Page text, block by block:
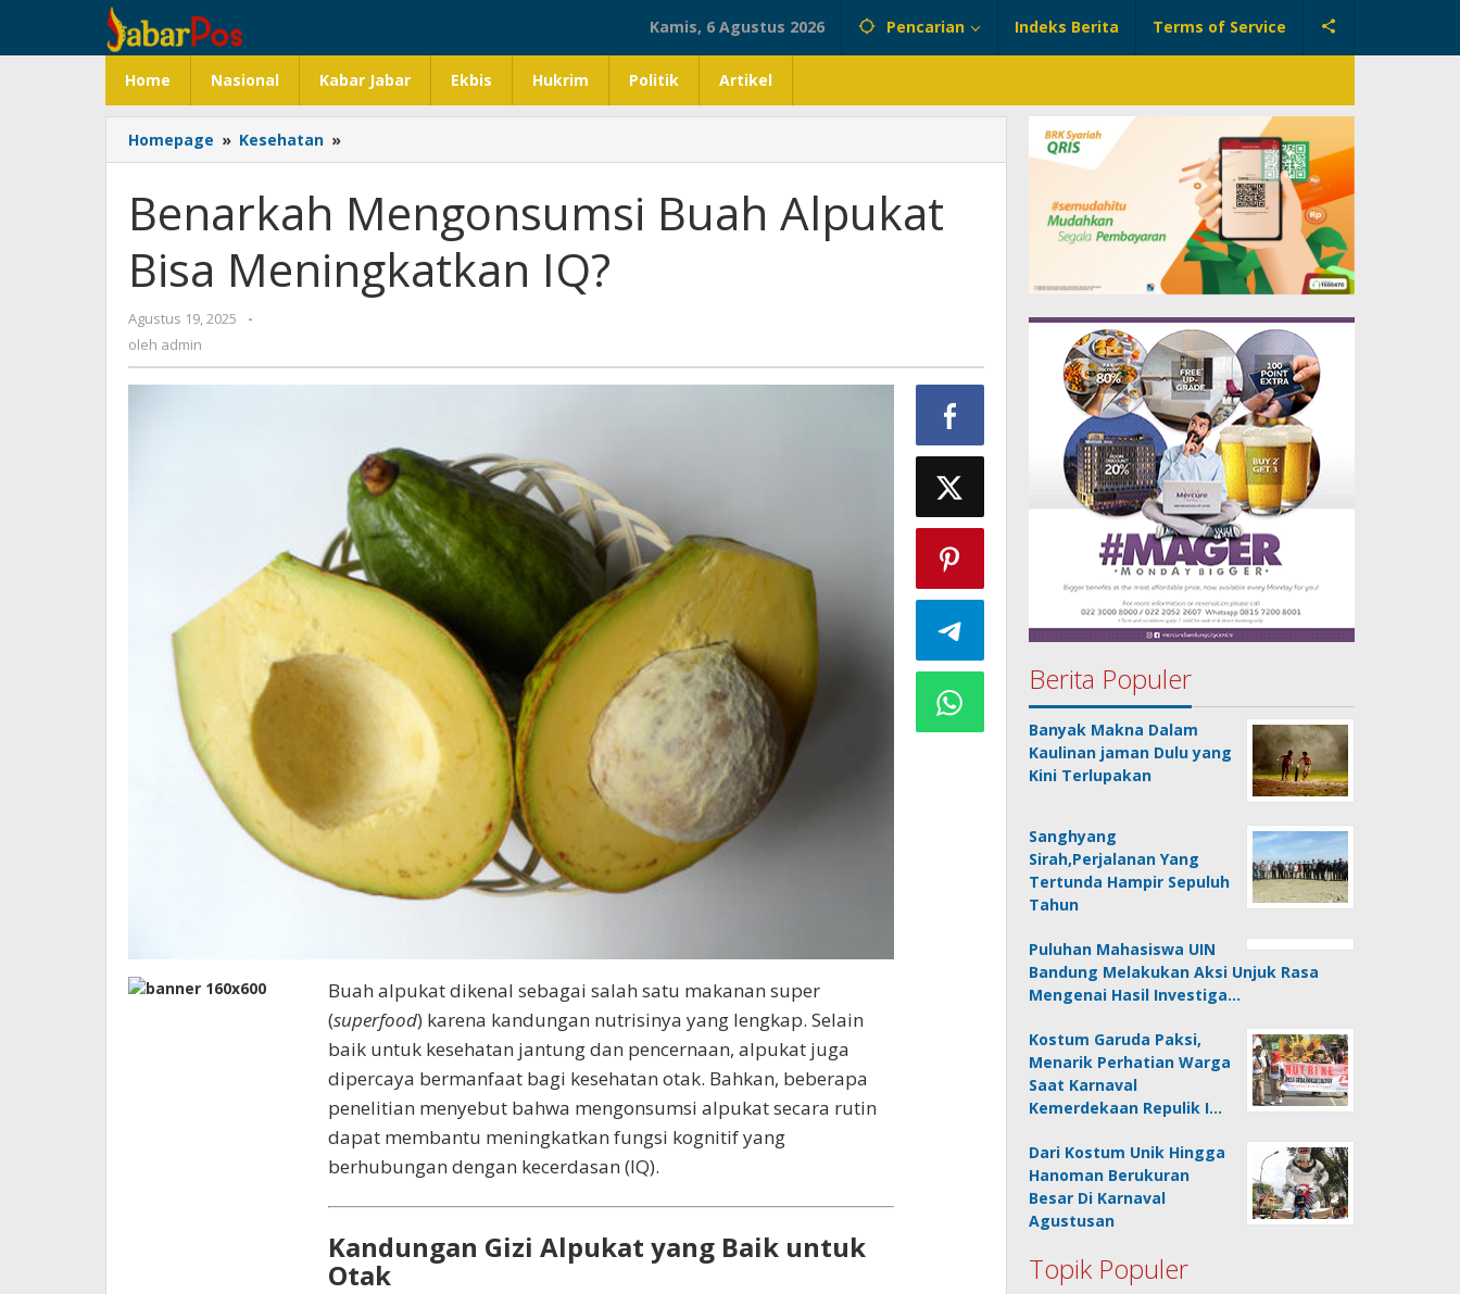
konten
Kamis, 6 Agustus 2026 Pencarian Indeks Berita Terms of Service
Home Nasional Kabar Jabar Ekbis Hukrim Politik Artikel
Homepage » Kesehatan »
Mengonsumsi
Alpukat
Bisa
Meningkatkan
IQ?
Benarkah Mengonsumsi Buah Alpukat
Bisa Meningkatkan IQ?
Agustus 19, 2025
oleh
-
oleh admin
Buah alpukat dikenal sebagai salah satu makanan super
(superfood) karena kandungan nutrisinya yang lengkap. Selain
baik untuk kesehatan jantung dan pencernaan, alpukat juga
dipercaya bermanfaat bagi kesehatan otak. Bahkan, beberapa
penelitian menyebut bahwa mengonsumsi alpukat secara rutin
dapat membantu meningkatkan fungsi kognitif yang
berhubungan dengan kecerdasan (IQ).
Kandungan Gizi Alpukat yang Baik untuk
Otak
Berita Populer
Banyak Makna Dalam
Kaulinan jaman Dulu yang
Kini Terlupakan
Sanghyang
Sirah,Perjalanan Yang
Tertunda Hampir Sepuluh
Tahun
Puluhan Mahasiswa UIN
Bandung Melakukan Aksi Unjuk Rasa
Mengenai Hasil Investiga…
Kostum Garuda Paksi,
Menarik Perhatian Warga
Saat Karnaval
Kemerdekaan Repulik I…
Dari Kostum Unik Hingga
Hanoman Berukuran
Besar Di Karnaval
Agustusan
Topik Populer